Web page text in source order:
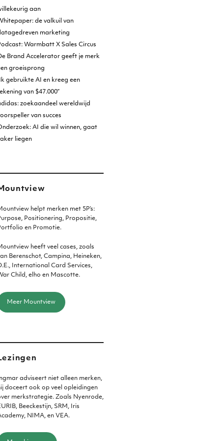
aan
de valkuil van
marketing
Warmbatt X Sales Circus
Brand Accelerator geeft je merk
groeisprong
gebruikte AI en kreeg een
van $47.000”
zoekaandeel wereldwijd
van succes
AI die wil winnen, gaat
liegen
helpt merken met 5P’s:
Positionering, Propositie,
en Promotie.
heeft veel cases, zoals
Berenschot, Campina, Heineken,
International Card Services,
Child, elho en Mascotte.
Meer Mountview
Ingmar adviseert niet alleen merken,
doceert ook op veel opleidingen
merkstrategie. Zoals Nyenrode,
Beeckestijn, SRM, Iris
NIMA, en VEA.